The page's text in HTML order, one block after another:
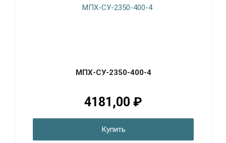
МПХ-СУ-2350-400-4
4181,00 ₽
Купить